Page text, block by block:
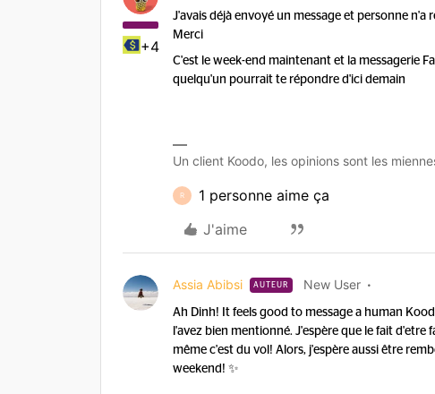
+4
J'avais déjà envoyé un message et personne
Merci
C'est le week-end maintenant et la messagerie
quelqu'un pourrait te répondre d'ici demain
Un client Koodo, les opinions sont les
R
1 personne aime ça
J'aime
Assia Abibsi AUTEUR New User
Ah Dinh! It feels good to message a human
l'avez bien mentionné. J'espère que le fait d'etre
même c'est du vol! Alors, j'espère aussi être
weekend! ✨